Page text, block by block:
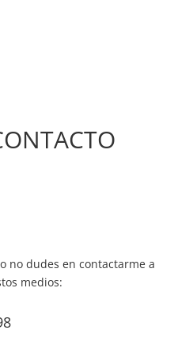
no dudes en contactarme a
medios: